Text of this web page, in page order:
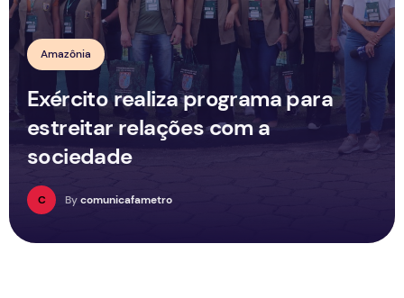
Amazônia
Exército realiza programa para
estreitar relações com a
sociedade
C Bycomunicafametro